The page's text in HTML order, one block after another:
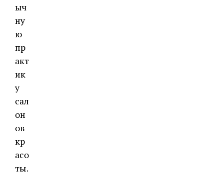
ыч
ну
ю
пр
акт
ик
у
сал
он
ов
кр
асо
ты.